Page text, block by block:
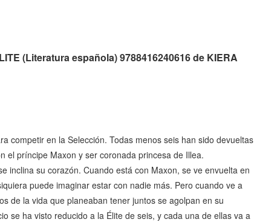
(Literatura española) 9788416240616 de KIERA
competir en la Selección. Todas menos seis han sido devueltas
el príncipe Maxon y ser coronada princesa de Illea.
inclina su corazón. Cuando está con Maxon, se ve envuelta en
puede imaginar estar con nadie más. Pero cuando ve a
de la vida que planeaban tener juntos se agolpan en su
se ha visto reducido a la Élite de seis, y cada una de ellas va a